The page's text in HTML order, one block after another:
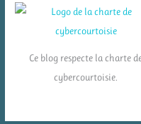
Ce blog respecte la charte
cybercourtoisie.